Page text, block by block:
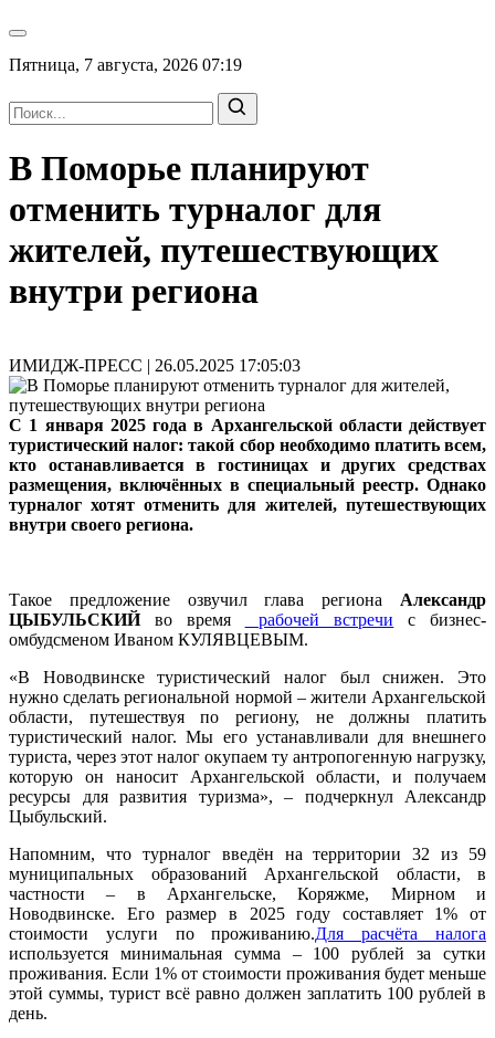
Пятница, 7 августа, 2026 07:19
В Поморье планируют
отменить турналог для
жителей, путешествующих
внутри региона
ИМИДЖ-ПРЕСС | 26.05.2025 17:05:03
С 1 января 2025 года в Архангельской области действует
туристический налог: такой сбор необходимо платить всем,
кто останавливается в гостиницах и других средствах
размещения, включённых в специальный реестр. Однако
турналог хотят отменить для жителей, путешествующих
внутри своего региона.
Такое предложение озвучил глава региона Александр
ЦЫБУЛЬСКИЙво время рабочей встречи с бизнес-
омбудсменом Иваном КУЛЯВЦЕВЫМ.
«В Новодвинске туристический налог был снижен. Это
нужно сделать региональной нормой – жители Архангельской
области, путешествуя по региону, не должны платить
туристический налог. Мы его устанавливали для внешнего
туриста, через этот налог окупаем ту антропогенную нагрузку,
которую он наносит Архангельской области, и получаем
ресурсы для развития туризма», – подчеркнул Александр
Цыбульский.
Напомним, что турналог введён на территории 32 из 59
муниципальных образований Архангельской области, в
частности – в Архангельске, Коряжме, Мирном и
Новодвинске. Его размер в 2025 году составляет 1% от
стоимости услуги по проживанию.Для расчёта налога
используется минимальная сумма – 100 рублей за сутки
проживания. Если 1% от стоимости проживания будет меньше
этой суммы, турист всё равно должен заплатить 100 рублей в
день.